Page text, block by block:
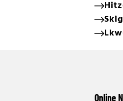
Online